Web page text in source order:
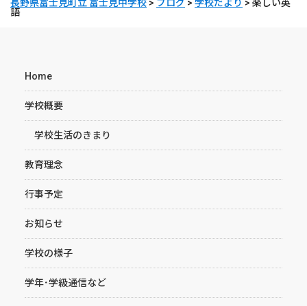
長野県富士見町立 富士見中学校 > ブログ > 学校だより > 楽しい英
語
Home
学校概要
学校生活のきまり
教育理念
行事予定
お知らせ
学校の様子
学年･学級通信など